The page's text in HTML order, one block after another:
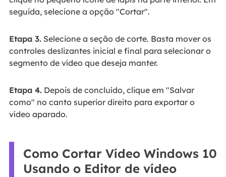
seguida, selecione a opção "Cortar".
Etapa 3.Selecione a seção de corte. Basta mover os
controles deslizantes inicial e final para selecionar o
segmento de vídeo que deseja manter.
Etapa 4.Depois de concluído, clique em "Salvar
como" no canto superior direito para exportar o
vídeo aparado.
Como Cortar Vídeo Windows 10
Usando o Editor de vídeo